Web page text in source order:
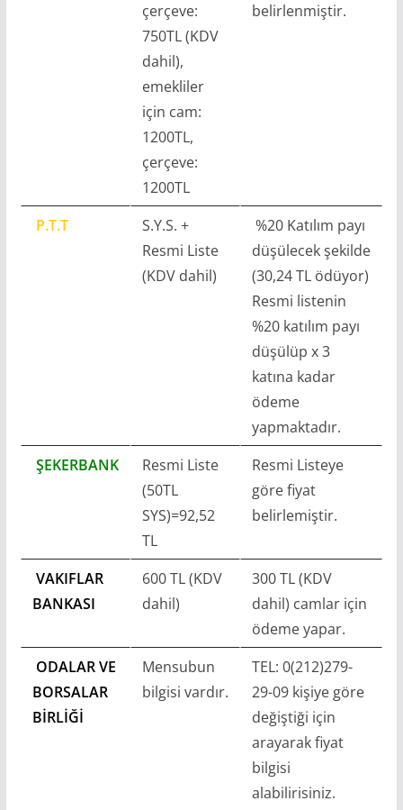
çerçeve:
750TL (KDV
dahil),
emekliler
için cam:
1200TL,
çerçeve:
1200TL
belirlenmiştir.
P.T.T
S.Y.S. +
Resmi Liste
(KDV dahil)
%20 Katılım payı
düşülecek şekilde
(30,24 TL ödüyor)
Resmi listenin
%20 katılım payı
düşülüp x 3
katına kadar
ödeme
yapmaktadır.
ŞEKERBANK
Resmi Liste
(50TL
SYS)=92,52
TL
Resmi Listeye
göre fiyat
belirlemiştir.
VAKIFLAR
BANKASI
600 TL (KDV
dahil)
300 TL (KDV
dahil) camlar için
ödeme yapar.
ODALAR VE
BORSALAR
BİRLİĞİ
Mensubun
bilgisi vardır.
TEL: 0(212)279-
29-09 kişiye göre
değiştiği için
arayarak fiyat
bilgisi
alabilirisiniz.